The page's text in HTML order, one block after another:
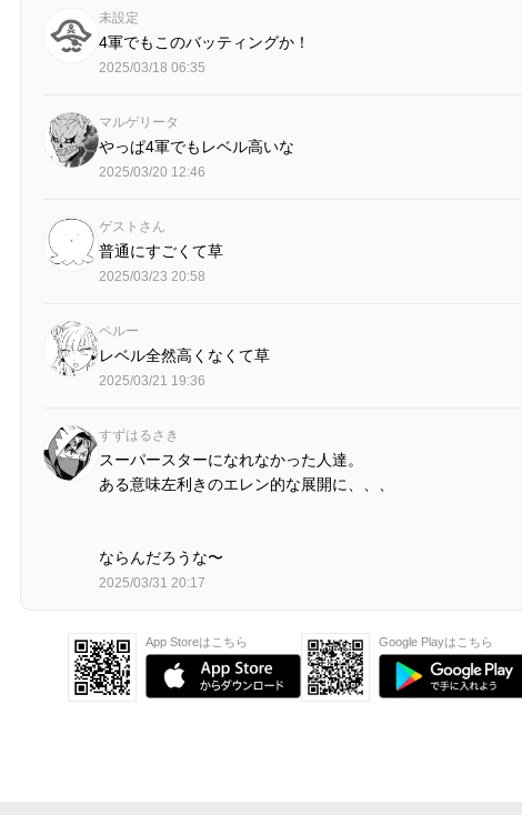
未設定
4軍でもこのバッティングか！
2025/03/18 06:35
マルゲリータ
やっぱ4軍でもレベル高いな
2025/03/20 12:46
ゲストさん
普通にすごくて草
2025/03/23 20:58
ペルー
レベル全然高くなくて草
2025/03/21 19:36
すずはるさき
スーパースターになれなかった人達。
ある意味左利きのエレン的な展開に、、、
ならんだろうな〜
2025/03/31 20:17
App Storeはこちら Google Playはこちら